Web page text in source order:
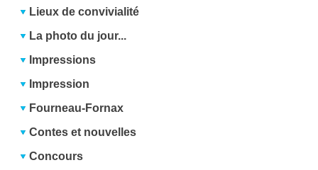
Lieux de convivialité
La photo du jour...
Impressions
Impression
Fourneau-Fornax
Contes et nouvelles
Concours